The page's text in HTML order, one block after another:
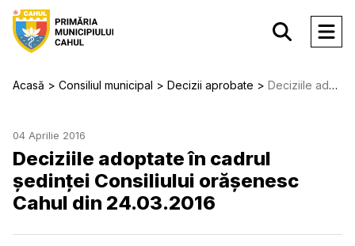
Acasă Consiliul municipal Decizii aprobate Deciziile adoptate în cadrul ședinței Consiliului orășenesc Cahul din 24.03.2016
04 Aprilie 2016
Deciziile adoptate în cadrul
ședinței Consiliului orășenesc
Cahul din 24.03.2016